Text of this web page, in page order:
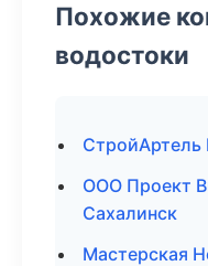
Похожие
водостоки
СтройАртель
ООО Проект
Сахалинск
Мастерская